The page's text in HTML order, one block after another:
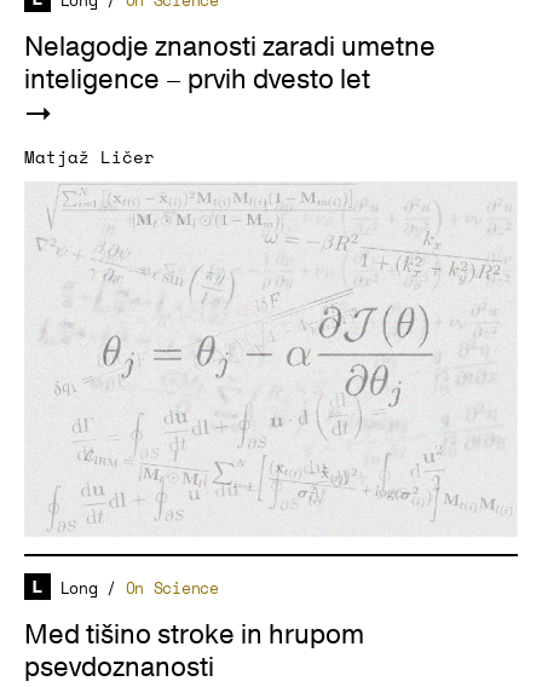
Nelagodje znanosti zaradi umetne
inteligence – prvih dvesto let
Matjaž Ličer
Long / On Science
Med tišino stroke in hrupom
psevdoznanosti